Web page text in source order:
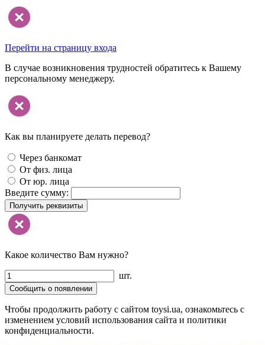
Перейти на страницу входа
В случае возникновения трудностей обратитесь к Вашему
персональному менеджеру.
Как вы планируете делать перевод?
Через банкомат
От физ. лица
От юр. лица
Введите сумму:
Получить реквизиты
Какое количество Вам нужно?
шт.
Сообщить о появлении
Чтобы продолжить работу с сайтом toysi.ua, ознакомьтесь с
изменением условий использования сайта и политики
конфиденциальности.